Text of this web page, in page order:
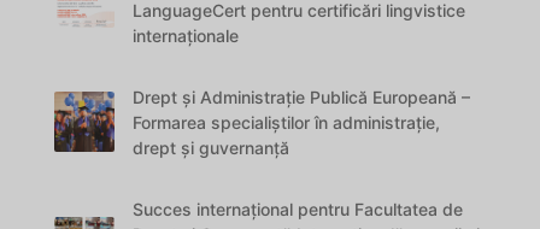
LanguageCert pentru certificări lingvistice
internaționale
Drept și Administrație Publică Europeană –
Formarea specialiștilor în administrație,
drept și guvernanță
Succes internațional pentru Facultatea de